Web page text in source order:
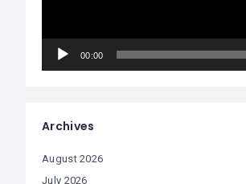
00:00
Archives
August 2026
July 2026